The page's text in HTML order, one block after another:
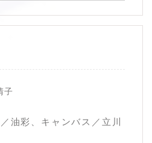
子
油彩、キャンバス／立川